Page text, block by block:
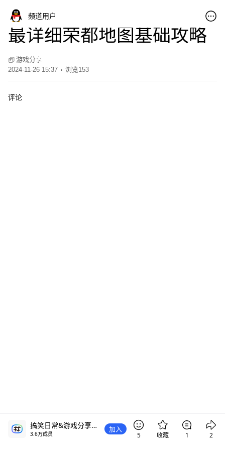
频道用户
最详细荣都地图基础攻略
01:52
游戏分享
2024-11-26 15:37
浏览153
评论
搞笑日常&游戏分享频道
3.6万成员
加入
5 收藏 1 2